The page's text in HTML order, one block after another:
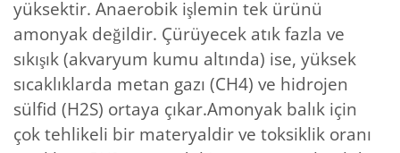
yüksektir. Anaerobik işlemin tek ürünü
amonyak değildir. Çürüyecek atık fazla ve
sıkışık (akvaryum kumu altında) ise, yüksek
sıcaklıklarda metan gazı (CH4) ve hidrojen
sülfid (H2S) ortaya çıkar.Amonyak balık için
çok tehlikeli bir materyaldir ve toksiklik oranı